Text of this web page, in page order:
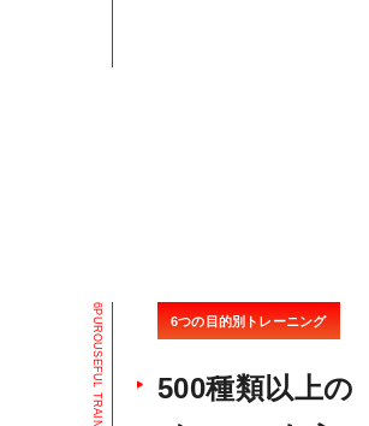
6
P
U
R
O
U
S
E
F
U
L
T
R
A
I
N
6つの目的別トレーニング
500種類以上の